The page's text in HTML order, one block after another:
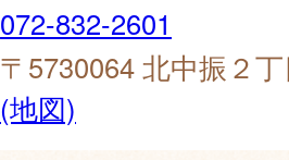
072-832-2601
〒5730064 北中振２
(地図)